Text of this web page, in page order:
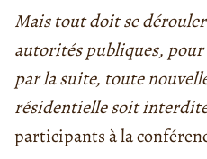
Mais tout doit se
autorités publiques, pour
par la suite, toute
résidentielle soit
participants à la